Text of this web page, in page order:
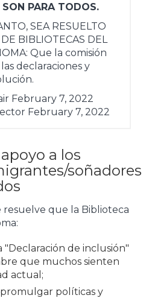
PARA TODOS.
SEA RESUELTO
BIBLIOTECAS DEL
Que la comisión
declaraciones y
February 7, 2022
February 7, 2022
a los
soñadores
resuelve que la Biblioteca
"Declaración de inclusión"
que muchos sienten
actual;
políticas y